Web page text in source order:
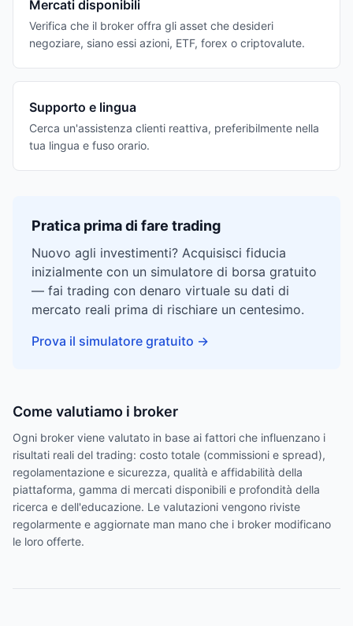
Mercati disponibili
Verifica che il broker offra gli asset che desideri
negoziare, siano essi azioni, ETF, forex o criptovalute.
Supporto e lingua
Cerca un'assistenza clienti reattiva, preferibilmente nella
tua lingua e fuso orario.
Pratica prima di fare trading
Nuovo agli investimenti? Acquisisci fiducia
inizialmente con un simulatore di borsa gratuito
— fai trading con denaro virtuale su dati di
mercato reali prima di rischiare un centesimo.
Prova il simulatore gratuito →
Come valutiamo i broker
Ogni broker viene valutato in base ai fattori che influenzano i
risultati reali del trading: costo totale (commissioni e spread),
regolamentazione e sicurezza, qualità e affidabilità della
piattaforma, gamma di mercati disponibili e profondità della
ricerca e dell'educazione. Le valutazioni vengono riviste
regolarmente e aggiornate man mano che i broker modificano
le loro offerte.